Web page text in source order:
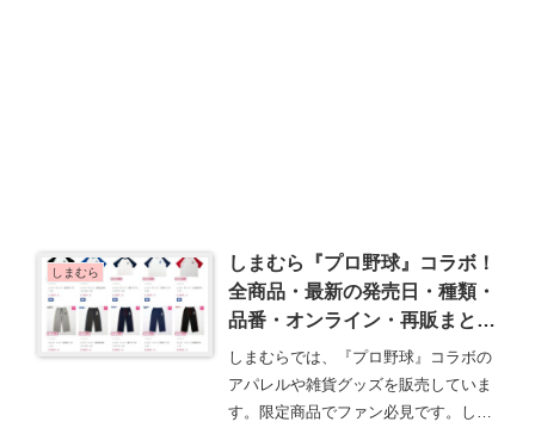
しまむら
しまむら『プロ野球』コラボ！
全商品・最新の発売日・種類・
品番・オンライン・再販まと
め！取扱店はどこ？Tシャツ、
パンツが2026/6/10より新発
売！
しまむらでは、『プロ野球』コラボの
アパレルや雑貨グッズを販売していま
す。限定商品でファン必見です。しま